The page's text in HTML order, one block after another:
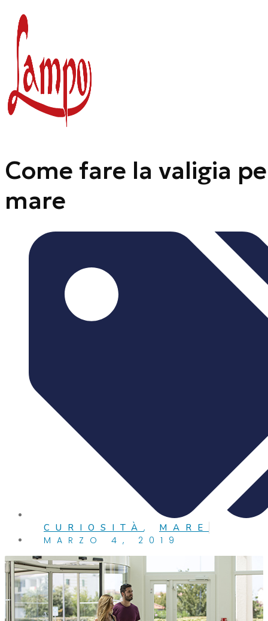
contenuto
Come fare la valigia
mare
CURIOSITÀ , MARE
MARZO 4, 2019